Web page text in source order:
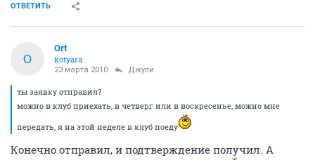
ОТВЕТИТЬ
O
Ort
kotyara
23 марта 2010 Джули
ты заявку отправил?
можно в клуб приехать, в четверг или в воскресенье, можно мне
передать, я на этой неделе в клуб поеду
Конечно отправил, и подтверждение получил. А